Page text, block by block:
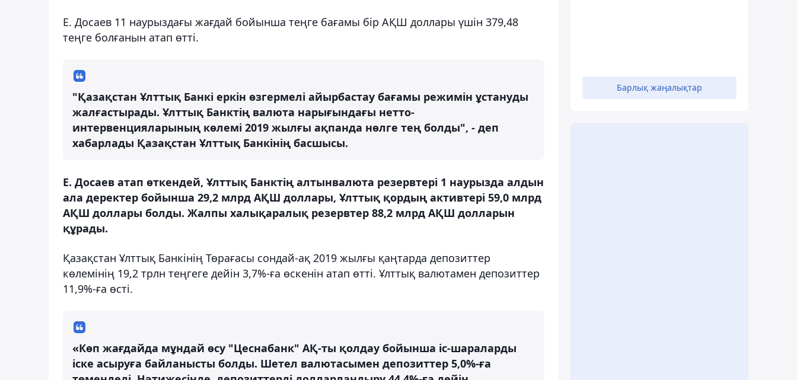
Е. Досаев 11 наурыздағы жағдай бойынша теңге бағамы бір АҚШ доллары үшін 379,48
теңге болғанын атап өтті.
"Қазақстан Ұлттық Банкі еркін өзгермелі айырбастау бағамы режимін ұстануды
жалғастырады. Ұлттық Банктің валюта нарығындағы нетто-
интервенцияларының көлемі 2019 жылғы ақпанда нөлге тең болды", - деп
хабарлады Қазақстан Ұлттық Банкінің басшысы.
Е. Досаев атап өткендей, Ұлттық Банктің алтынвалюта резервтері 1 наурызда алдын
ала деректер бойынша 29,2 млрд АҚШ доллары, Ұлттық қордың активтері 59,0 млрд
АҚШ доллары болды. Жалпы халықаралық резервтер 88,2 млрд АҚШ долларын
құрады.
Қазақстан Ұлттық Банкінің Төрағасы сондай-ақ 2019 жылғы қаңтарда депозиттер
көлемінің 19,2 трлн теңгеге дейін 3,7%-ға өскенін атап өтті. Ұлттық валютамен депозиттер
11,9%-ға өсті.
«Көп жағдайда мұндай өсу "Цеснабанк" АҚ-ты қолдау бойынша іс-шараларды
іске асыруға байланысты болды. Шетел валютасымен депозиттер 5,0%-ға
Барлық жаңалықтар